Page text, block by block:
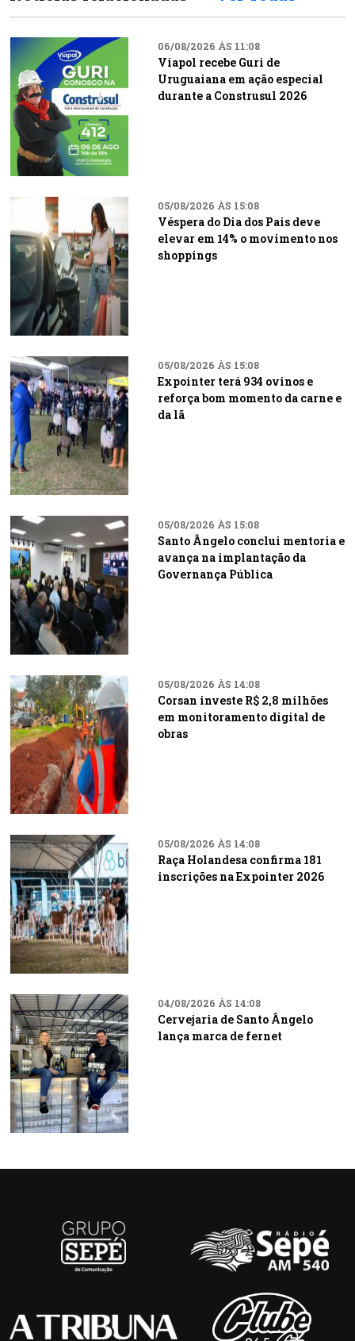
06/08/2026 ÀS 11:08
Viapol recebe Guri de
Uruguaiana em ação especial
durante a Construsul 2026
05/08/2026 ÀS 15:08
Véspera do Dia dos Pais deve
elevar em 14% o movimento nos
shoppings
05/08/2026 ÀS 15:08
Expointer terá 934 ovinos e
reforça bom momento da carne e
da lã
05/08/2026 ÀS 15:08
Santo Ângelo conclui mentoria e
avança na implantação da
Governança Pública
05/08/2026 ÀS 14:08
Corsan investe R$ 2,8 milhões
em monitoramento digital de
obras
05/08/2026 ÀS 14:08
Raça Holandesa confirma 181
inscrições na Expointer 2026
04/08/2026 ÀS 14:08
Cervejaria de Santo Ângelo
lança marca de fernet